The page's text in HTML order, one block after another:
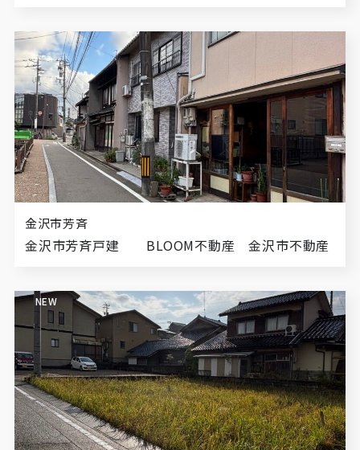
金沢市芳斉
金沢市芳斉戸建 BLOOM不動産 金沢市不動産
NEW